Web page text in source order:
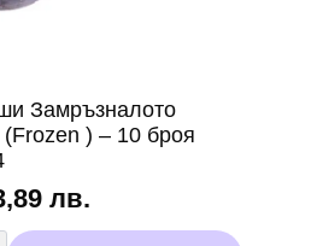
Замръзналото
(Frozen ) – 10 броя
лв.